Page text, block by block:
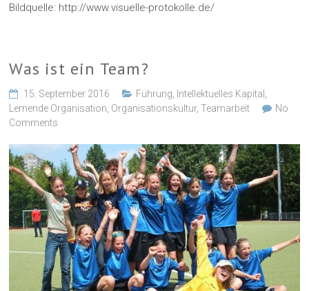
Bildquelle: http://www.visuelle-protokolle.de/
Was ist ein Team?
15. September 2016 Führung Intellektuelles Kapital
Lernende Organisation Organisationskultur,Teamarbeit
No
Comments